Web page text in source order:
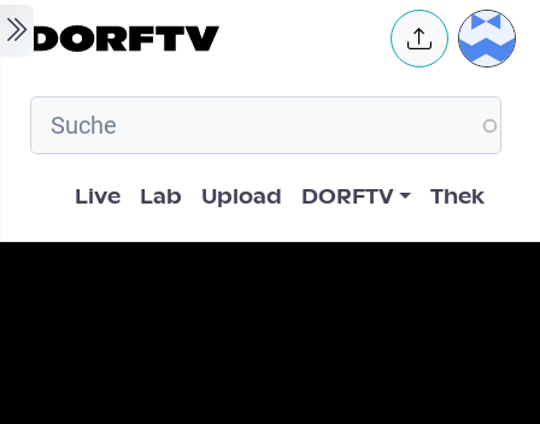
Skip to main content User
Hauptnavigation
Live Lab Upload DORFTV Thek